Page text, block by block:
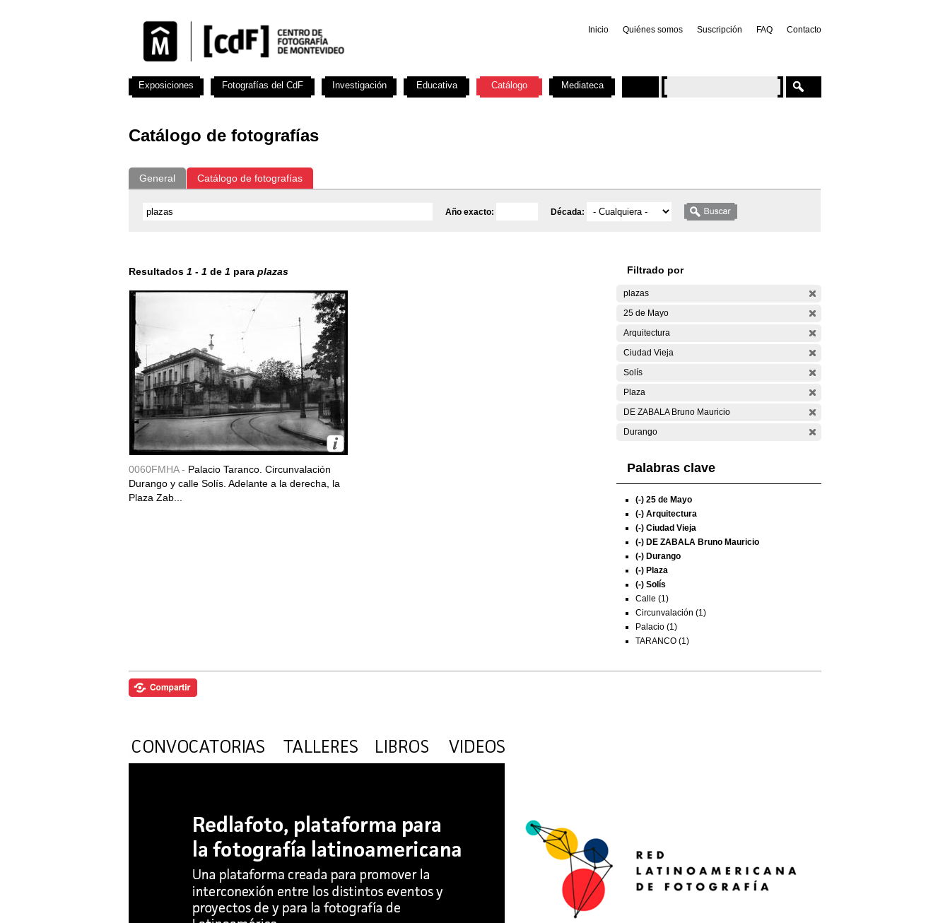
Inicio Quiénes somos Suscripción FAQ Contacto
Catálogo de fotografías
General Catálogo de fotografías
Año exacto: Década:
Resultados 1 - 1 de 1 para plazas
0060FMHA - Palacio Taranco. Circunvalación
Durango y calle Solís. Adelante a la derecha, la
Plaza Zab...
Filtrado por
plazas
25 de Mayo
Arquitectura
Ciudad Vieja
Solís
Plaza
DE ZABALA Bruno Mauricio
Durango
Palabras clave
(-) 25 de Mayo
(-) Arquitectura
(-) Ciudad Vieja
(-) DE ZABALA Bruno Mauricio
(-) Durango
(-) Plaza
(-) Solís
Calle (1)
Circunvalación (1)
Palacio (1)
TARANCO (1)
Exposiciones Fotografías del CdF Investigación Educativa Catálogo Mediateca